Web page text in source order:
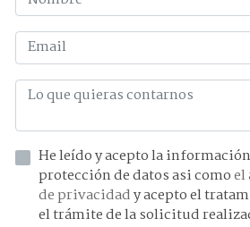
He leído y acepto la información básica sobre
protección de datos asi comoel
de privacidady acepto el
el trámite de la solicitud